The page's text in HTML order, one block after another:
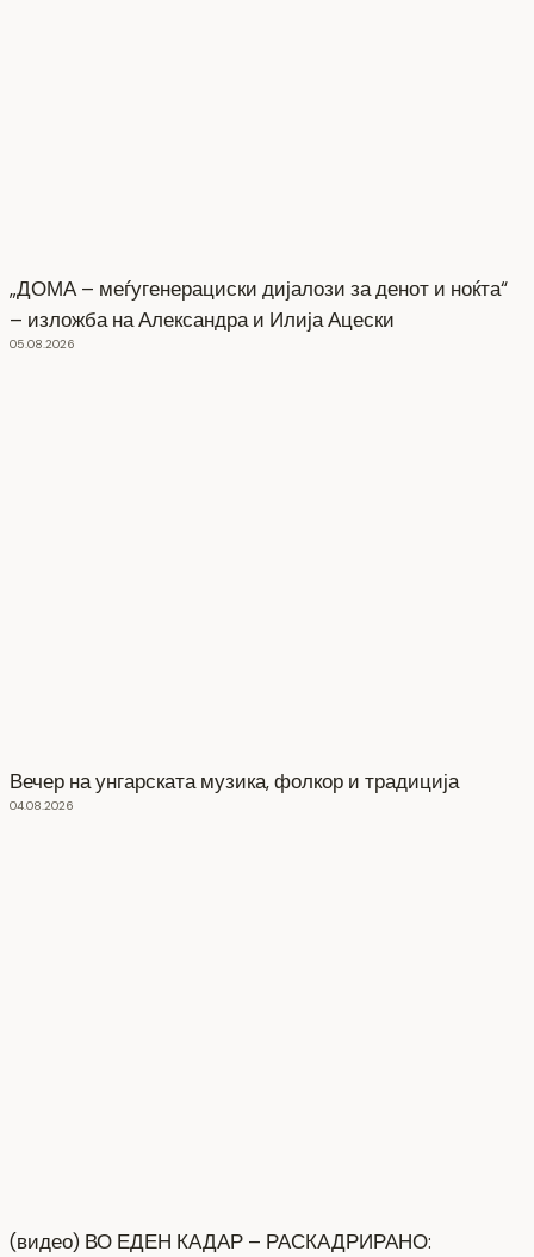
„ДОМА – меѓугенерациски дијалози за денот и ноќта“
– изложба на Александра и Илија Ацески
05.08.2026
Вечер на унгарската музика, фолкор и традиција
04.08.2026
(видео) ВО ЕДЕН КАДАР – РАСКАДРИРАНО: